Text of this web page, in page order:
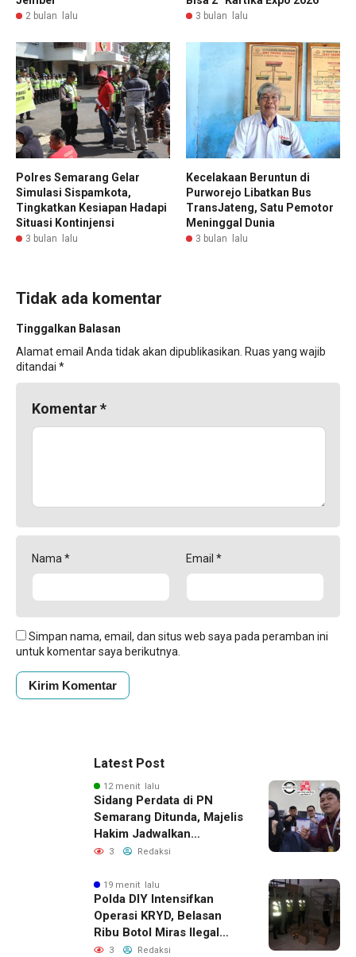
2 bulan lalu 3 bulan lalu
Polres Semarang Gelar
Simulasi Sispamkota,
Tingkatkan Kesiapan Hadapi
Situasi Kontinjensi
3 bulan lalu
Kecelakaan Beruntun di
Purworejo Libatkan Bus
TransJateng, Satu Pemotor
Meninggal Dunia
3 bulan lalu
Tidak ada komentar
Tinggalkan Balasan
Alamat email Anda tidak akan dipublikasikan. Ruas yang wajib
ditandai *
Komentar*
Nama * Email *
Simpan nama, email, dan situs web saya pada peramban ini
untuk komentar saya berikutnya.
Latest Post
12 menit lalu
Sidang Perdata di PN
Semarang Ditunda, Majelis
Hakim Jadwalkan
Pemanggilan Ulang BPR
3 Redaksi
19 menit lalu
Polda DIY Intensifkan
Operasi KRYD, Belasan
Ribu Botol Miras Ilegal
Berhasil Diamankan
3 Redaksi